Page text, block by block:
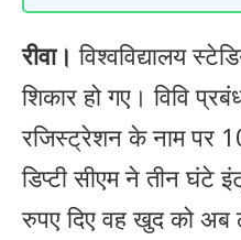
रीवा। विश्वविद्यालय
शिकार हो गए। विवि
रजिस्ट्रेशन के नाम पर
डिप्टी सीएम ने तीन घंटे
रुपए दिए वह खुद को अब